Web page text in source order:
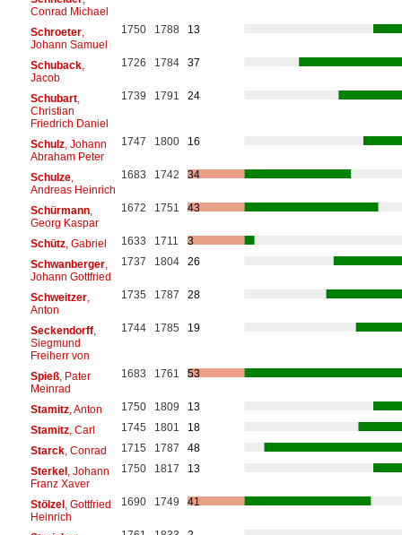
Conrad Michael
Schroeter,
Johann Samuel
1750 1788 13
Schuback,
Jacob
1726 1784 37
Schubart,
Christian
Friedrich Daniel
1739 1791 24
Schulz, Johann
Abraham Peter
1747 1800 16
Schulze,
Andreas Heinrich
1683 1742 34
Schürmann,
Georg Kaspar
1672 1751 43
Schütz, Gabriel 1633 1711
3
Schwanberger,
Johann Gottfried
1737 1804 26
Schweitzer,
Anton
1735 1787 28
Seckendorff,
Siegmund
Freiherr von
1744 1785 19
Spieß, Pater
Meinrad
1683 1761 53
Stamitz, Anton 1750 1809
13
Stamitz, Carl 1745 1801
18
Starck, Conrad 1715 1787
48
Sterkel, Johann
Franz Xaver
1750 1817 13
Stölzel, Gottfried
Heinrich
1690 1749 41